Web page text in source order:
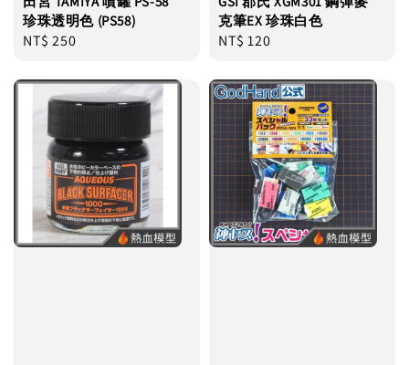
珍珠透明色 (PS58)
Regular
NT$ 250
克筆EX 珍珠白色
Regular
NT$ 120